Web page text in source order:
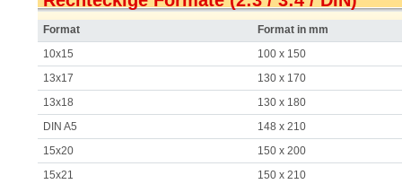
Format
Format in mm
10x15
100 x 150
13x17
130 x 170
13x18
130 x 180
DIN A5
148 x 210
15x20
150 x 200
15x21
150 x 210